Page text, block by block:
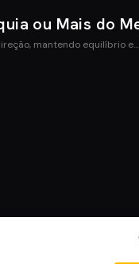
ou Mais do
mantendo equilíbrio e…